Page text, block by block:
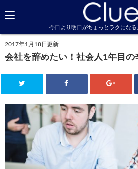
今日より明日がちょっとラクになる
2017年1月18日更新
会社を辞めたい！社会人1年目の